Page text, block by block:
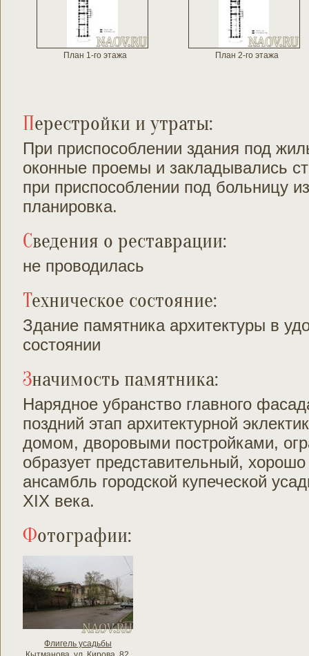
План 1-го этажа План 2-го этажа
Перестройки и утраты:
При приспособлении здания под
оконные проемы и закладывались
при приспособлении под больницу
планировка.
Сведения о реставрации:
не проводилась
Техническое состояние:
Здание памятника архитектуры в
состоянии
Значимость памятника:
Нарядное убранство главного
поздний этап архитектурной
домом, дворовыми постройками,
образует представительный,
ансамбль городской купеческой
XIX века.
Фотографии:
Флигель усадьбы